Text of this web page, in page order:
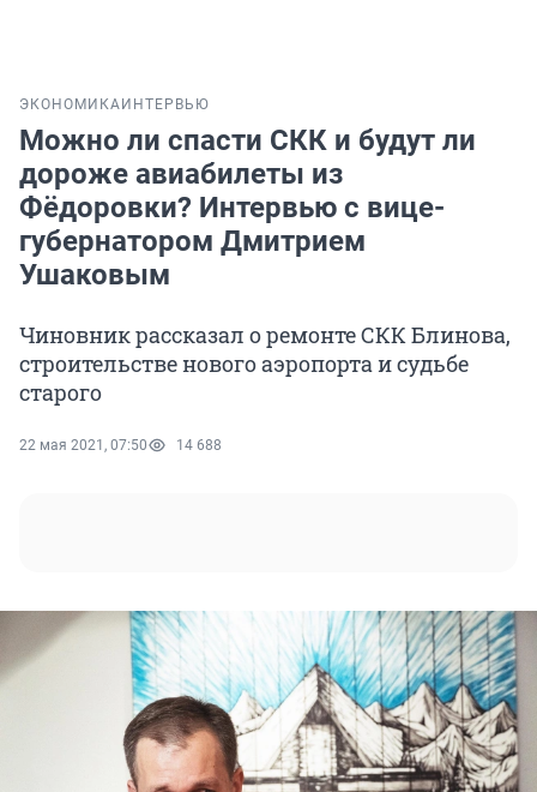
ЭКОНОМИКА ИНТЕРВЬЮ
Можно ли спасти СКК и будут ли
дороже авиабилеты из
Фёдоровки? Интервью с вице-
губернатором Дмитрием
Ушаковым
Чиновник рассказал о ремонте СКК Блинова,
строительстве нового аэропорта и судьбе
старого
22 мая 2021, 07:50 14 688